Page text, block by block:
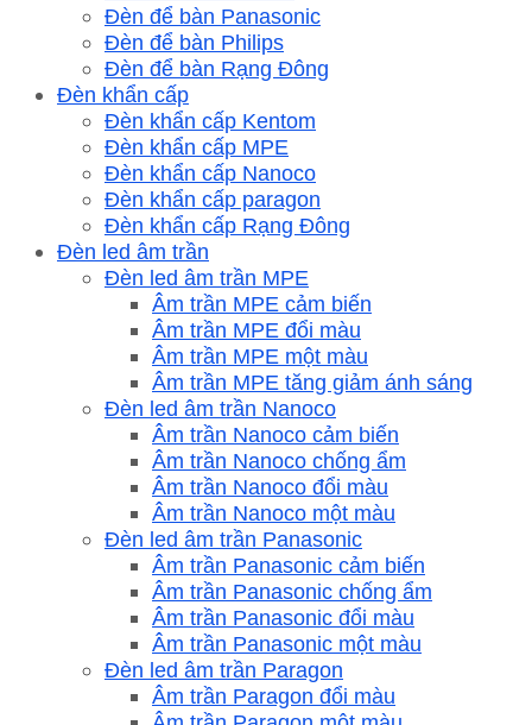
Đèn để bàn Panasonic
Đèn để bàn Philips
Đèn để bàn Rạng Đông
Đèn khẩn cấp
Đèn khẩn cấp Kentom
Đèn khẩn cấp MPE
Đèn khẩn cấp Nanoco
Đèn khẩn cấp paragon
Đèn khẩn cấp Rạng Đông
Đèn led âm trần
Đèn led âm trần MPE
Âm trần MPE cảm biến
Âm trần MPE đổi màu
Âm trần MPE một màu
Âm trần MPE tăng giảm ánh sáng
Đèn led âm trần Nanoco
Âm trần Nanoco cảm biến
Âm trần Nanoco chống ẩm
Âm trần Nanoco đổi màu
Âm trần Nanoco một màu
Đèn led âm trần Panasonic
Âm trần Panasonic cảm biến
Âm trần Panasonic chống ẩm
Âm trần Panasonic đổi màu
Âm trần Panasonic một màu
Đèn led âm trần Paragon
Âm trần Paragon đổi màu